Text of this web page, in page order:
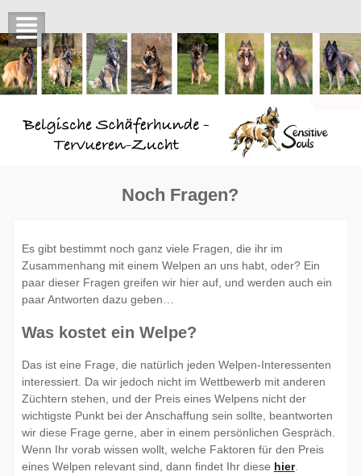
content
Noch Fragen?
Es gibt bestimmt noch ganz viele Fragen, die ihr im
Zusammenhang mit einem Welpen an uns habt, oder? Ein
paar dieser Fragen greifen wir hier auf, und werden auch ein
paar Antworten dazu geben…
Was kostet ein Welpe?
Das ist eine Frage, die natürlich jeden Welpen-Interessenten
interessiert. Da wir jedoch nicht im Wettbewerb mit anderen
Züchtern stehen, und der Preis eines Welpens nicht der
wichtigste Punkt bei der Anschaffung sein sollte, beantworten
wir diese Frage gerne, aber in einem persönlichen Gespräch.
Wenn Ihr vorab wissen wollt, welche Faktoren für den Preis
eines Welpen relevant sind, dann findet Ihr diese hier.